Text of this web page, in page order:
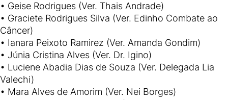
• Geise Rodrigues (Ver. Thais Andrade)
• Graciete Rodrigues Silva (Ver. Edinho Combate ao
Câncer)
• Ianara Peixoto Ramirez (Ver. Amanda Gondim)
• Júnia Cristina Alves (Ver. Dr. Igino)
• Luciene Abadia Dias de Souza (Ver. Delegada Lia
Valechi)
• Mara Alves de Amorim (Ver. Nei Borges)